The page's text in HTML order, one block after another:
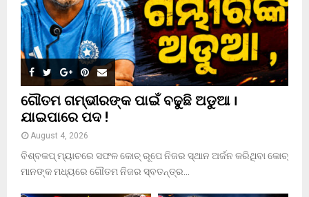
H
ଗୌତମ ଗମ୍ଭୀରଙ୍କ ପାଇଁ ବଢୁଛି ଅଡୁଆ ।
ଯାଇପାରେ ପଦ !
August 4, 2026
ବିଶ୍ବକପ୍ ମ୍ୟାଚରେ ସଫଳ କୋଚ୍ ରୂପେ ନିଜର ସ୍ଥାନ ଅର୍ଜନ କରିଥିବା କୋଚ୍
ମାନଙ୍କ ମଧ୍ୟରେ ଗୌତମ ନିଜର ସ୍ବତନ୍ତ୍ର...